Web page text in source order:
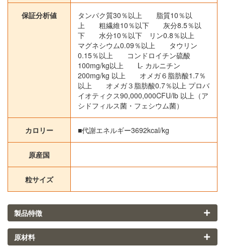
保証分析値
タンパク質30％以上 脂質10％以
上 粗繊維10％以下 灰分8.5％以
下 水分10％以下 リン0.8％以上
マグネシウム0.09％以上 タウリン
0.15％以上 コンドロイチン硫酸
100mg/kg以上 L- カルニチン
200mg/kg 以上 オメガ６脂肪酸1.7％
以上 オメガ３脂肪酸0.7％以上 プロバ
イオティクス90,000,000CFU/lb 以上（ア
シドフィルス菌・フェシウム菌）
カロリー ■代謝エネルギー3692kcal/kg
原産国
粒サイズ
製品特徴
原材料